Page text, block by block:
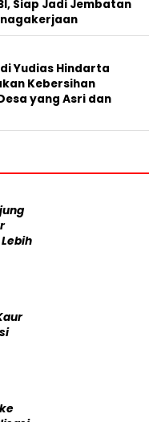
Siap Jadi Jembatan
Yudias Hindarta
Kebersihan
yang Asri dan